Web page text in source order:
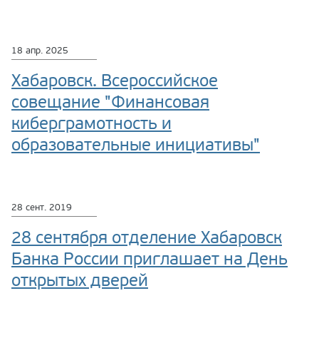
18 апр. 2025
Хабаровск. Всероссийское
совещание "Финансовая
киберграмотность и
образовательные инициативы"
28 сент. 2019
28 сентября отделение Хабаровск
Банка России приглашает на День
открытых дверей